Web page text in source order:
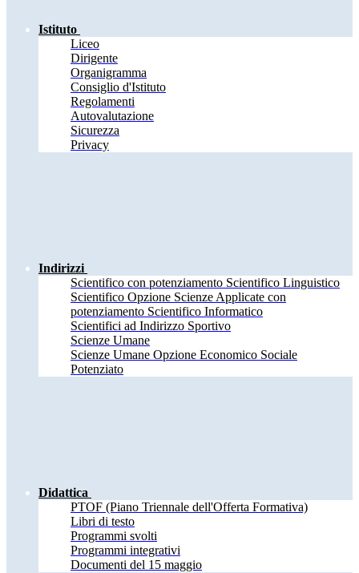
Istituto
Liceo
Dirigente
Organigramma
Consiglio d'Istituto
Regolamenti
Autovalutazione
Sicurezza
Privacy
Indirizzi
Scientifico con potenziamento Scientifico Linguistico
Scientifico Opzione Scienze Applicate con
potenziamento Scientifico Informatico
Scientifici ad Indirizzo Sportivo
Scienze Umane
Scienze Umane Opzione Economico Sociale
Potenziato
Didattica
PTOF (Piano Triennale dell'Offerta Formativa)
Libri di testo
Programmi svolti
Programmi integrativi
Documenti del 15 maggio